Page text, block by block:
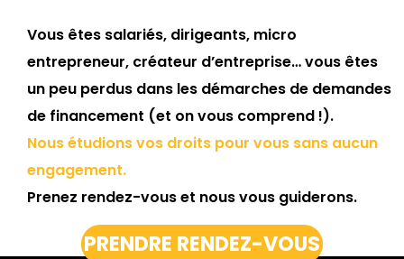
Vous êtes salariés, dirigeants, micro
entrepreneur, créateur d’entreprise… vous êtes
un peu perdus dans les démarches de demandes
de financement (et on vous comprend !).
Nous étudions vos droits pour vous sans aucun
engagement.
Prenez rendez-vous et nous vous guiderons.
PRENDRE RENDEZ-VOUS